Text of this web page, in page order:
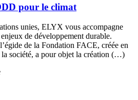
pour le climat
unies, ELYX vous accompagne
de développement durable.
de la Fondation FACE, créée en
société, a pour objet la création (…)